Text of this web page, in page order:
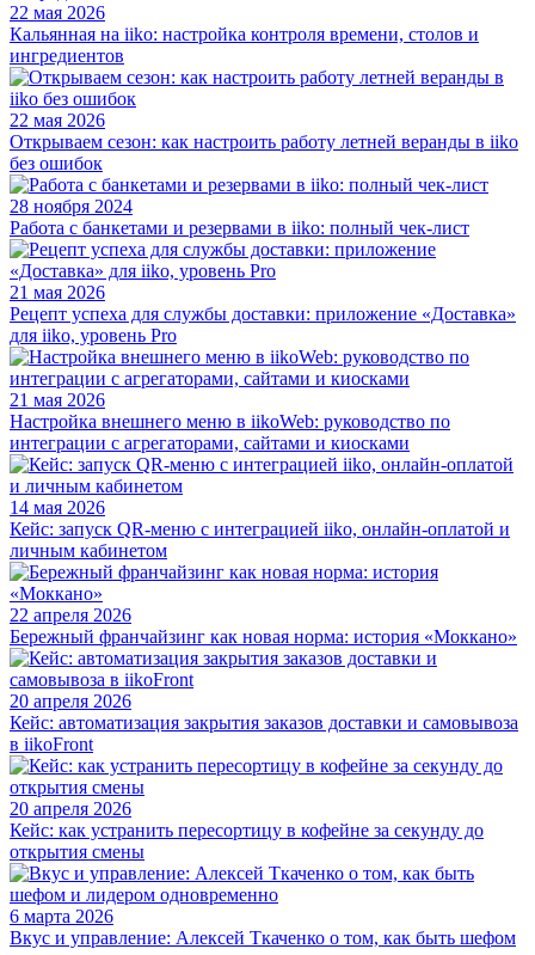
22 мая 2026
Кальянная на iiko: настройка контроля времени, столов и
ингредиентов
22 мая 2026
Открываем сезон: как настроить работу летней веранды в iiko
без ошибок
28 ноября 2024
Работа с банкетами и резервами в iiko: полный чек-лист
21 мая 2026
Рецепт успеха для службы доставки: приложение «Доставка»
для iiko, уровень Pro
21 мая 2026
Настройка внешнего меню в iikoWeb: руководство по
интеграции с агрегаторами, сайтами и киосками
14 мая 2026
Кейс: запуск QR-меню с интеграцией iiko, онлайн-оплатой и
личным кабинетом
22 апреля 2026
Бережный франчайзинг как новая норма: история «Моккано»
20 апреля 2026
Кейс: автоматизация закрытия заказов доставки и самовывоза
в iikoFront
20 апреля 2026
Кейс: как устранить пересортицу в кофейне за секунду до
открытия смены
6 марта 2026
Вкус и управление: Алексей Ткаченко о том, как быть шефом